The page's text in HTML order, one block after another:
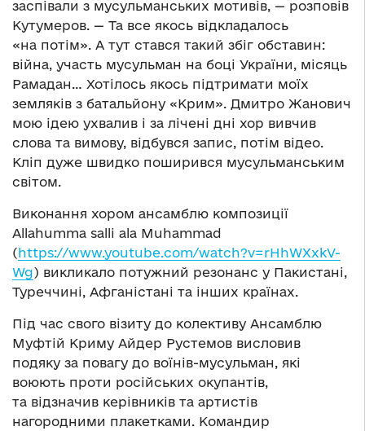
заспівали з мусульманських мотивів, — розповів
Кутумеров. — Та все якось відкладалось
«на потім». А тут стався такий збіг обставин:
війна, участь мусульман на боці України, місяць
Рамадан… Хотілось якось підтримати моїх
земляків з батальйону «Крим». Дмитро Жанович
мою ідею ухвалив і за лічені дні хор вивчив
слова та вимову, відбувся запис, потім відео.
Кліп дуже швидко поширився мусульманським
світом.
Виконання хором ансамблю композиції
Allahumma salli ala Muhammad
( https://www.youtube.com/watch?v=rHhWXxkV-
Wg) викликало потужний резонанс у Пакистані,
Туреччині, Афганістані та інших країнах.
Під час свого візиту до колективу Ансамблю
Муфтій Криму Айдер Рустемов висловив
подяку за повагу до воїнів-мусульман, які
воюють проти російських окупантів,
та відзначив керівників та артистів
нагородними плакетками. Командир